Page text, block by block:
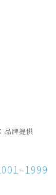
品牌提供